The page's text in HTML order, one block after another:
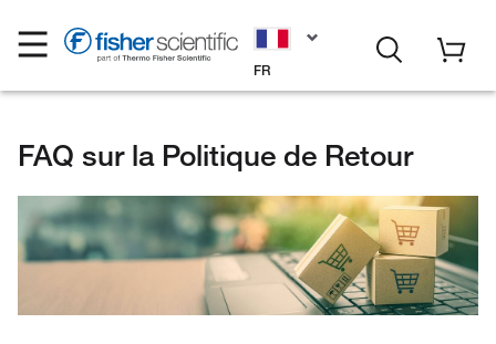
FR
FAQ sur la Politique de Retour